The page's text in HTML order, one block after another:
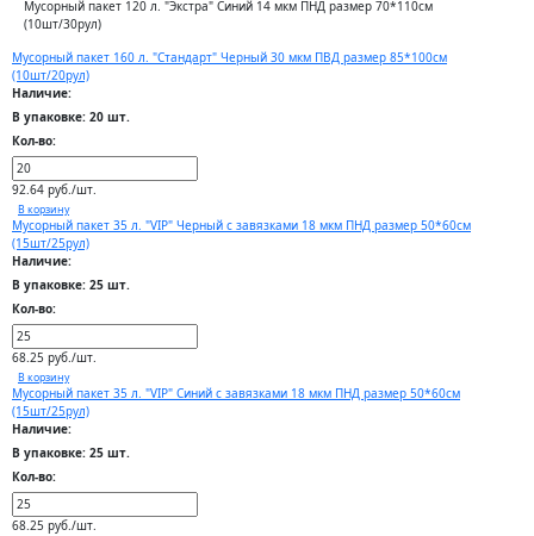
Мусорный пакет 120 л. "Экстра" Синий 14 мкм ПНД размер 70*110см
(10шт/30рул)
Мусорный пакет 160 л. "Стандарт" Черный 30 мкм ПВД размер 85*100см
(10шт/20рул)
Наличие:
В упаковке: 20 шт.
Кол-во:
92.64 руб./шт.
В корзину
Мусорный пакет 35 л. "VIP" Черный с завязками 18 мкм ПНД размер 50*60см
(15шт/25рул)
Наличие:
В упаковке: 25 шт.
Кол-во:
68.25 руб./шт.
В корзину
Мусорный пакет 35 л. "VIP" Синий с завязками 18 мкм ПНД размер 50*60см
(15шт/25рул)
Наличие:
В упаковке: 25 шт.
Кол-во:
68.25 руб./шт.